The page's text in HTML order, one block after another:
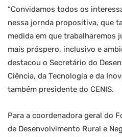
“Convidamos todos os
nessa jornda propositiva, que
medida em que trabalharemos
mais próspero, inclusivo e
destacou o Secretário do
Ciência, da Tecnologia e da
também presidente do CENIS.
Para a coordenadora geral do
de Desenvolvimento Rural e